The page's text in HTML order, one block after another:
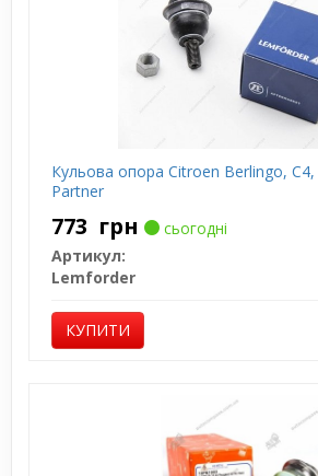
Кульова опора Citroen Berlingo,
Partner
773 грн
сьогодні
Артикул:
Lemforder
КУПИТИ